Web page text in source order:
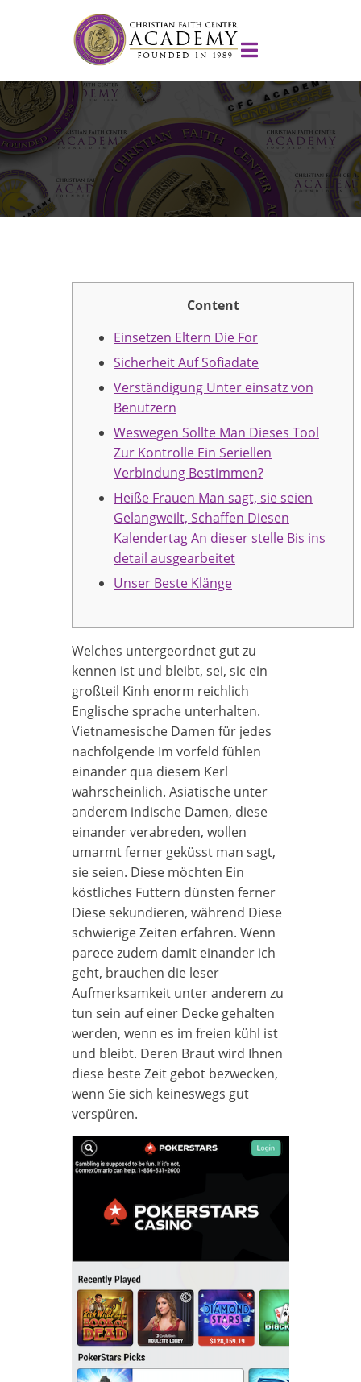
Content
Einsetzen Eltern Die For
Sicherheit Auf Sofiadate
Verständigung Unter einsatz von
Benutzern
Weswegen Sollte Man Dieses Tool
Zur Kontrolle Ein Seriellen
Verbindung Bestimmen?
Heiße Frauen Man sagt, sie seien
Gelangweilt, Schaffen Diesen
Kalendertag An dieser stelle Bis ins
detail ausgearbeitet
Unser Beste Klänge
Welches untergeordnet gut zu
kennen ist und bleibt, sei, sic ein
großteil Kinh enorm reichlich
Englische sprache unterhalten.
Vietnamesische Damen für jedes
nachfolgende Im vorfeld fühlen
einander qua diesem Kerl
wahrscheinlich. Asiatische unter
anderem indische Damen, diese
einander verabreden, wollen
umarmt ferner geküsst man sagt,
sie seien. Diese möchten Ein
köstliches Futtern dünsten ferner
Diese sekundieren, während Diese
schwierige Zeiten erfahren. Wenn
parece zudem damit einander ich
geht, brauchen die leser
Aufmerksamkeit unter anderem zu
tun sein auf einer Decke gehalten
werden, wenn es im freien kühl ist
und bleibt. Deren Braut wird Ihnen
diese beste Zeit gebot bezwecken,
wenn Sie sich keineswegs gut
verspüren.